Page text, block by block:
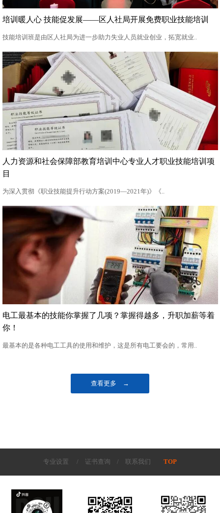
培训暖人心 技能促发展——区人社局开展免费职业技能培训
技能培训班是由区人社局为进一步助力失业人员就业创业，拓宽就业..
人力资源和社会保障部教育培训中心专业人才职业技能培训项
目
为深入贯彻《职业技能提升行动方案(2019—2021年)》《..
电工最基本的技能你掌握了几项？掌握得越多，升职加薪等着
你！
最基本的是各种电工工具的使用和维护，这是所有电工要会的，常用..
查看更多 →
专业设置 / 证书查询 / 联系我们 TOP